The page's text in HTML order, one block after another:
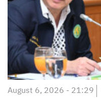
August 6, 2026 - 21:29